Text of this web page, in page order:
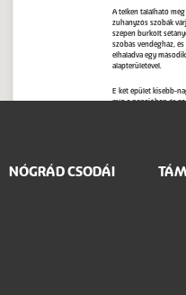
A telken található
zuhanyzós szobák
szépen burkolt
szobás vendégház,
elhaladva egy
alapterületével.
E két épület kisebb-
míg a panzióban és
nagy garázzsal és
Egyéb
ÖNELLÁTÁSRA,
Nógrád megyében,
NÓGRÁD CSODÁI